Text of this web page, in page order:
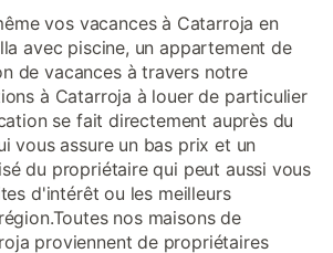
vos vacances à Catarroja en
avec piscine, un appartement de
de vacances à travers notre
à Catarroja à louer de particulier
se fait directement auprès du
vous assure un bas prix et un
du propriétaire qui peut aussi vous
d'intérêt ou les meilleurs
nos maisons de
proviennent de propriétaires